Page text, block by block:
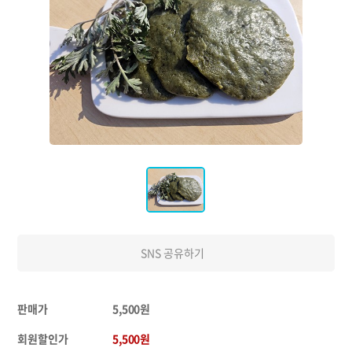
SNS 공유하기
판매가
5,500원
회원할인가
5,500원